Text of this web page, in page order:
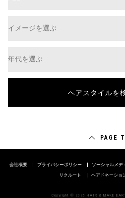
PAGE
会社概要 プライバシーポリシー ソーシャルメデ
リクルート ヘアドネーショ
Copyright © 2026 HAIR & MAKE